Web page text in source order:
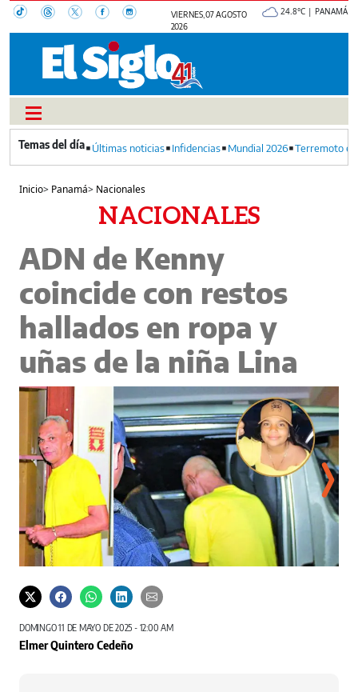
VIERNES, 07 AGOSTO
2026
24.8°C | PANAMÁ
Últimas noticias Infidencias Mundial 2026 Terremoto
Inicio> Panamá> Nacionales
NACIONALES
ADN de Kenny
coincide con restos
hallados en ropa y
uñas de la niña Lina
DOMINGO 11 DE MAYO DE 2025 - 12:00 AM
Elmer Quintero Cedeño